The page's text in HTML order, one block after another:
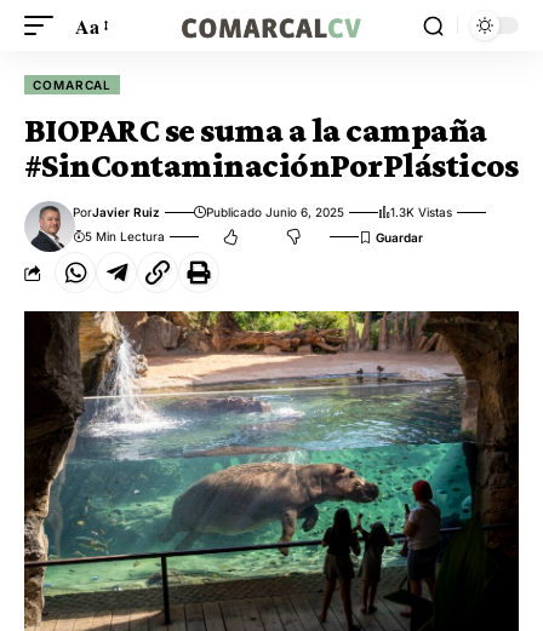
Aa
COMARCAL
BIOPARC se suma a la campaña
#SinContaminaciónPorPlásticos
PorJavier Ruiz Publicado Junio 6, 2025
1.3K Vistas
5 Min Lectura